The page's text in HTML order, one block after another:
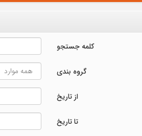
کلمه جستجو
گروه بندی
از تاریخ
تا تاریخ